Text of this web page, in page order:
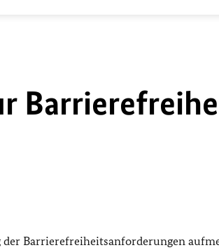
Barrierefreiheitsanforderungen